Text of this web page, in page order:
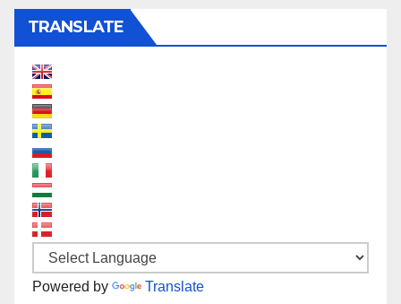
TRANSLATE
Powered by Translate